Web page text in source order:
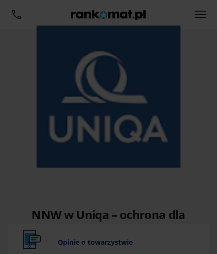
NNW w Uniqa – ochrona dla
Opinie o towarzystwie